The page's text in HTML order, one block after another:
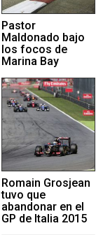
Pastor
Maldonado bajo
los focos de
Marina Bay
Romain Grosjean
tuvo que
abandonar en el
GP de Italia 2015